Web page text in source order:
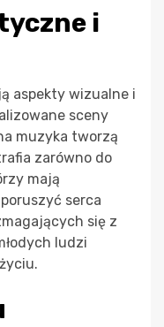
i
aspekty wizualne i
sceny
muzyka tworzą
zarówno do
mają
serca
się z
ludzi